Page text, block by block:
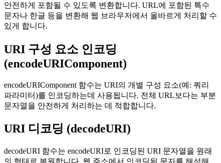
안전하게 포함될 수 있도록 변환합니다. URL에 포함된 특수
문자나 한글 등을 변환해 웹 브라우저에서 올바르게 처리할 수
있게 합니다.
URI 구성 요소 인코딩
(encodeURIComponent)
encodeURIComponent 함수는 URI의 개별 구성 요소(예: 쿼리
파라미터)를 인코딩하는데 사용됩니다. 전체 URL보다는 부분
문자열을 안전하게 처리하는 데 적합합니다.
URI 디코딩 (decodeURI)
decodeURI 함수는 encodeURI로 인코딩된 URI 문자열을 원래